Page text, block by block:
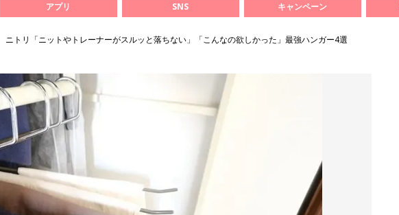
アプリ SNS キャンペーン
ニトリ「ニットやトレーナーがスルッと落ちない」「こんなの欲しかった」最強ハンガー4選